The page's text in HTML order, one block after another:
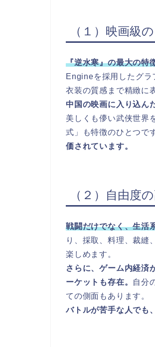
（１）映画級
『逆水寒』の最大の特
Engineを採用したグラ
衣装の質感まで精緻に
中国の映画に入り込ん
美しくも儚い武侠世界
式」も特徴のひとつで
価されています。
（２）自由度
戦闘だけでなく、生活
り、採取、料理、裁縫
楽しめます。
さらに、ゲーム内経済
ーケットも存在。 自分
ての側面もあります。
バトルが苦手な人でも